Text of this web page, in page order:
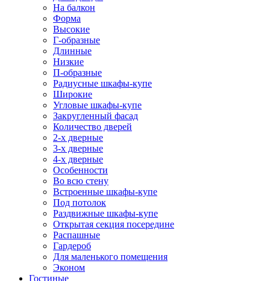
На балкон
Форма
Высокие
Г-образные
Длинные
Низкие
П-образные
Радиусные шкафы-купе
Широкие
Угловые шкафы-купе
Закругленный фасад
Количество дверей
2-х дверные
3-х дверные
4-х дверные
Особенности
Во всю стену
Встроенные шкафы-купе
Под потолок
Раздвижные шкафы-купе
Открытая секция посередине
Распашные
Гардероб
Для маленького помещения
Эконом
Гостиные